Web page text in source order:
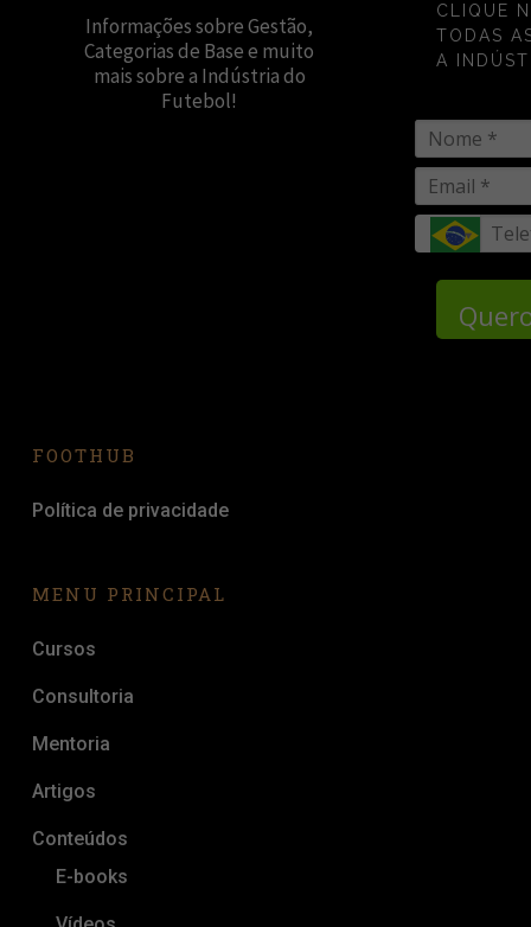
Informações sobre Gestão,
Categorias de Base e muito
mais sobre a Indústria do
Futebol!
CLIQUE
TODAS
A
FOOTHUB
Política de privacidade
MENU PRINCIPAL
Cursos
Consultoria
Mentoria
Artigos
Conteúdos
E-books